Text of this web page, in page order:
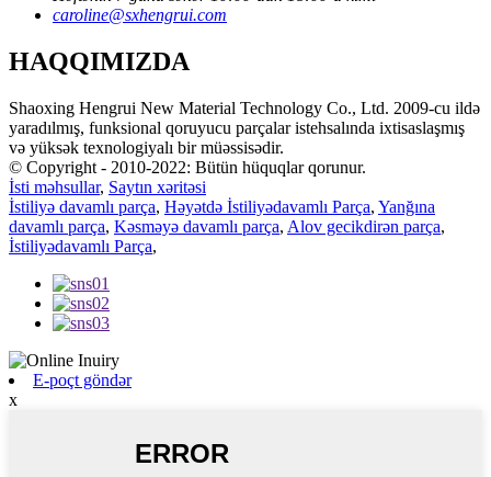
caroline@sxhengrui.com
HAQQIMIZDA
Shaoxing Hengrui New Material Technology Co., Ltd. 2009-cu ildə
yaradılmış, funksional qoruyucu parçalar istehsalında ixtisaslaşmış
və yüksək texnologiyalı bir müəssisədir.
© Copyright - 2010-2022: Bütün hüquqlar qorunur.
İsti məhsullar, Saytın xəritəsi
İstiliyə davamlı parça, Həyətdə İstiliyədavamlı Parça, Yanğına
davamlı parça, Kəsməyə davamlı parça, Alov gecikdirən parça,
İstiliyədavamlı Parça,
E-poçt göndər
x